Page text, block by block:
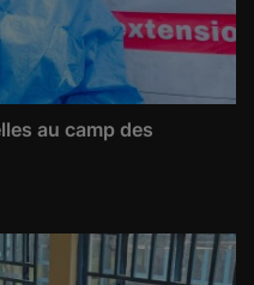
au camp des